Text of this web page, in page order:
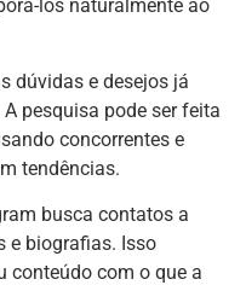
los naturalmente ao
dúvidas e desejos já
pesquisa pode ser feita
concorrentes e
tendências.
busca contatos a
e biografias. Isso
conteúdo com o que a